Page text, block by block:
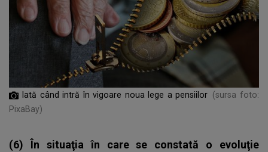
Iată când intră în vigoare noua lege a pensiilor (sursa foto:
PixaBay)
(6) În situaţia în care se constată o evoluţie